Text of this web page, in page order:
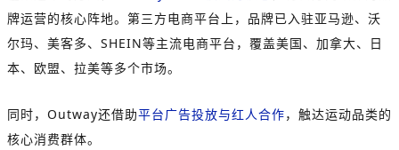
牌运营的核心阵地。第三方电商平台上，品牌已入驻亚马逊、沃
尔玛、美客多、SHEIN等主流电商平台，覆盖美国、加拿大、日
本、欧盟、拉美等多个市场。
同时，Outway还借助平台广告投放与红人合作，触达运动品类的
核心消费群体。